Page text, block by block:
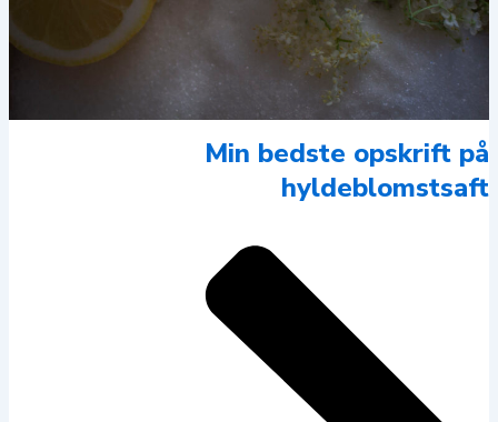
Min bedste opskrift på
hyldeblomstsaft